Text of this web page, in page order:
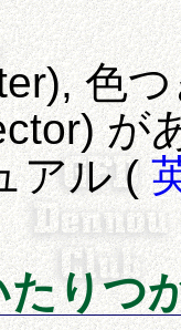
色
が
アル (
りつ